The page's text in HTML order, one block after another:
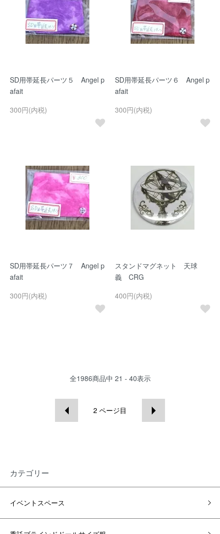
SD用帯延長パーツ５ Angel p
afait
300円(内税)
SD用帯延長パーツ６ Angel p
afait
300円(内税)
SD用帯延長パーツ７ Angel p
afait
300円(内税)
スタンドマグネット 天球
義 CRG
400円(内税)
全1986商品中 21 - 40表示
2 ページ目
カテゴリー
イベントスペース